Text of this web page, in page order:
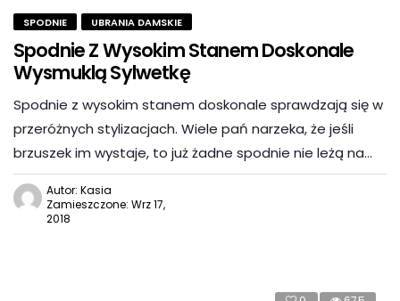
SPODNIE UBRANIA DAMSKIE
Spodnie Z Wysokim Stanem Doskonale
Wysmuklą Sylwetkę
Spodnie z wysokim stanem doskonale sprawdzają się w
przeróżnych stylizacjach. Wiele pań narzeka, że jeśli
brzuszek im wystaje, to już żadne spodnie nie leżą na…
Autor: Kasia
Zamieszczone: Wrz 17,
2018